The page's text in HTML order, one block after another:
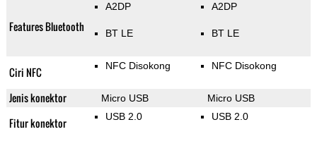
Features Bluetooth
A2DP
BT LE
A2DP
BT LE
Ciri NFC NFC Disokong NFC Disokong
Jenis konektor Micro USB Micro USB
Fitur konektor USB 2.0 USB 2.0